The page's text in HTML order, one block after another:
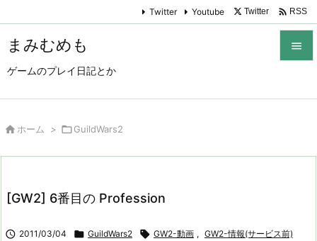
まみむめも
ゲームのプレイ日記とか

検索
Twitter Youtube Twitter  RSS
 ホーム > GuildWars2
[GW2] 6番目の Profession
 2011/03/04  GuildWars2  GW2-動画 , GW2-情報(サービス前)